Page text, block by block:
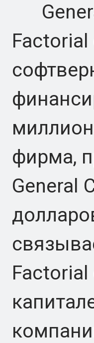
фирма,
General
Factorial